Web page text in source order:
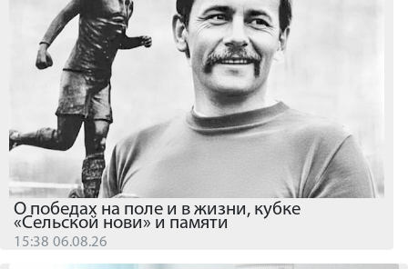
О победах на поле и в жизни, кубке
«Сельской нови» и памяти
15:38 06.08.26